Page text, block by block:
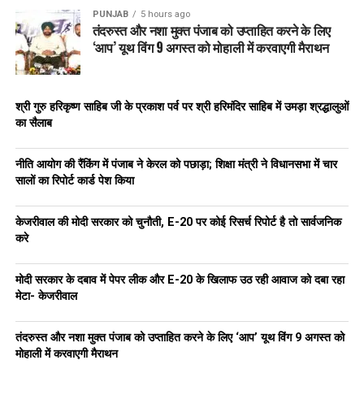
PUNJAB 5 hours ago
तंदरुस्त और नशा मुक्त पंजाब को उप्ताहित करने के लिए
‘आप’ यूथ विंग 9 अगस्त को मोहाली में करवाएगी मैराथन
श्री गुरु हरिकृष्ण साहिब जी के प्रकाश पर्व पर श्री हरिमंदिर साहिब में उमड़ा श्रद्धालुओं
का सैलाब
नीति आयोग की रैंकिंग में पंजाब ने केरल को पछाड़ा; शिक्षा मंत्री ने विधानसभा में चार
सालों का रिपोर्ट कार्ड पेश किया
केजरीवाल की मोदी सरकार को चुनौती, E-20 पर कोई रिसर्च रिपोर्ट है तो सार्वजनिक
करे
मोदी सरकार के दबाव में पेपर लीक और E-20 के खिलाफ उठ रही आवाज को दबा रहा
मेटा- केजरीवाल
तंदरुस्त और नशा मुक्त पंजाब को उप्ताहित करने के लिए ‘आप’ यूथ विंग 9 अगस्त को
मोहाली में करवाएगी मैराथन